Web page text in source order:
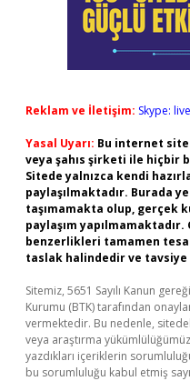
Reklam ve İletişim: Skype:
Yasal Uyarı: Bu internet
veya şahıs şirketi ile hiçbir
Sitede yalnızca kendi
paylaşılmaktadır. Burada
taşımamakta olup, gerçek
paylaşım
benzerlikleri tamamen
taslak halindedir ve
Sitemiz, 5651 Sayılı Kanun
Kurumu (BTK) tarafından
vermektedir. Bu nedenle,
veya araştırma
yazdıkları içeriklerin
bu sorumluluğu kabul etmiş